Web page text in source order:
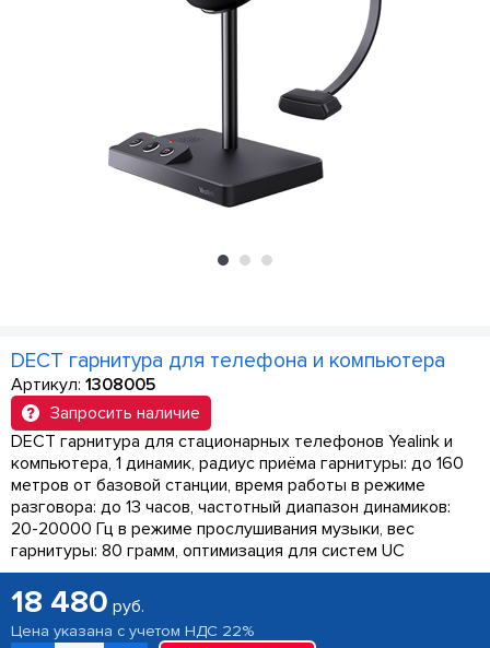
DECT гарнитура для телефона и компьютера
Артикул: 1308005
Запросить наличие
DECT гарнитура для стационарных телефонов Yealink и
компьютера, 1 динамик, радиус приёма гарнитуры: до 160
метров от базовой станции, время работы в режиме
разговора: до 13 часов, частотный диапазон динамиков:
20-20000 Гц в режиме прослушивания музыки, вес
гарнитуры: 80 грамм, оптимизация для систем UC
18 480 руб.
Цена указана с учетом НДС 22%